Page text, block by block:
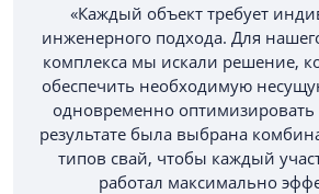
«Каждый объект требует
инженерного подхода. Для
комплекса мы искали решение,
обеспечить необходимую
одновременно оптимизировать
результате была выбрана
типов свай, чтобы каждый
работал максимально